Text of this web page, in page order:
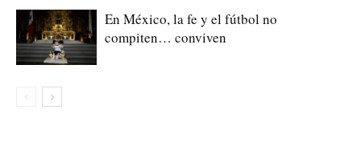
En México, la fe y el fútbol no
compiten… conviven